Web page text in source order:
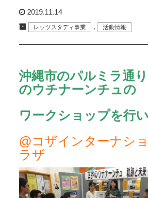
2019.11.14
レッツスタディ事業 , 活動情報
沖縄市のパルミラ通
のウチナーンチュの
ワークショップを行
@コザインターナシ
ラザ